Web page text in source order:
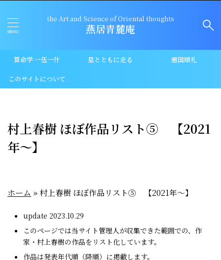
the Art and Science of Oriental thoughts
燕居青麓庵
算命学 一伍一什 星とともに走る 廻国順礼
このサイトについて
村上春樹 ほぼ作品リスト⑤ 【2021
年～】
ホーム » 村上春樹 ほぼ作品リスト⑤ 【2021年～】
update 2023.10.29
このページでは当サイト管理人が収集できた範囲での、作
家・村上春樹の作品をリスト化しています。
作品は発表年代順（降順）に掲載します。